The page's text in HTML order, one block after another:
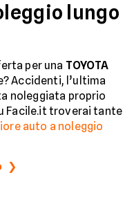
lungo
per una TOYOTA
Accidenti, l’ultima
noleggiata proprio
Facile.it troverai tante
auto a noleggio